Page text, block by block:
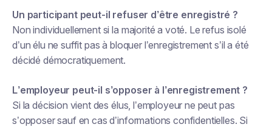
Un participant peut-il refuser d’être enregistré ?
Non individuellement si la majorité a voté. Le refus isolé
d’un élu ne suffit pas à bloquer l’enregistrement s’il a été
décidé démocratiquement.
L’employeur peut-il s’opposer à l’enregistrement ?
Si la décision vient des élus, l’employeur ne peut pas
s’opposer sauf en cas d’informations confidentielles. Si